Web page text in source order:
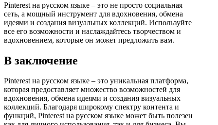
Pinterest на русском языке – это не просто социальная
сеть, а мощный инструмент для вдохновения, обмена
идеями и создания визуальных коллекций. Используйте
все его возможности и наслаждайтесь творчеством и
вдохновением, которые он может предложить вам.
В заключение
Pinterest на русском языке – это уникальная платформа,
которая предоставляет множество возможностей для
вдохновения, обмена идеями и создания визуальных
коллекций. Благодаря широкому спектру контента и
функций, Pinterest на русском языке может быть полезен